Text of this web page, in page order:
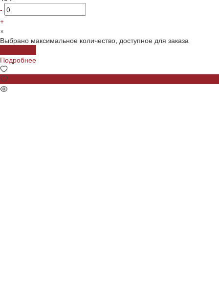
-
+
×
Выбрано максимальное количество, доступное для заказа
Подробнее